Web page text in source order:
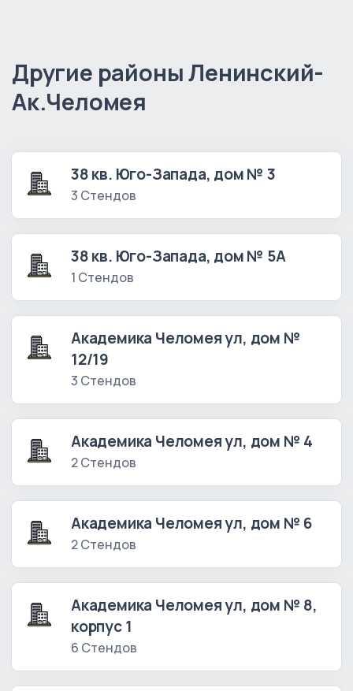
Другие районы Ленинский-
Ак.Челомея
38 кв. Юго-Запада, дом № 3
3 Стендов
38 кв. Юго-Запада, дом № 5А
1 Стендов
Академика Челомея ул, дом №
12/19
3 Стендов
Академика Челомея ул, дом № 4
2 Стендов
Академика Челомея ул, дом № 6
2 Стендов
Академика Челомея ул, дом № 8,
корпус 1
6 Стендов